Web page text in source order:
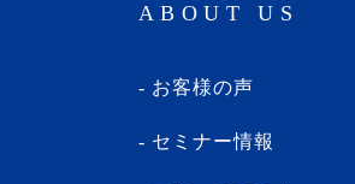
ABOUT US
お客様の声
セミナー情報